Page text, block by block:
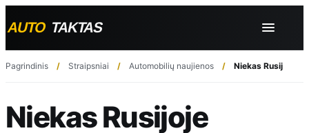
Pagrindinis Straipsniai Automobilių naujienos Niekas Rusijoje
Niekas Rusijoje